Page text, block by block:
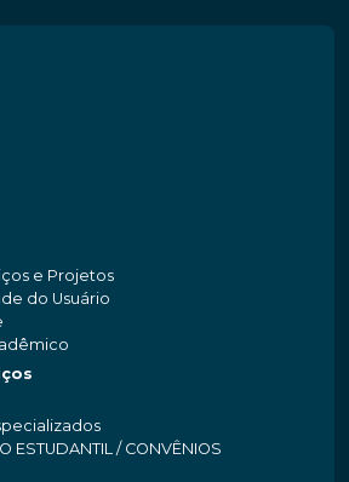
e Projetos
do Usuário
ESTUDANTIL / CONVÊNIOS